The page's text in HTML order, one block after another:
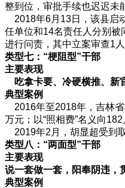
整到位，审批手续也迟迟未
2018年6月13日，该县启
任单位和14名责任人分别被
进行问责，其中立案审查1
类型七：“梗阻型”干部
主要表现
吃拿卡要、冷硬横推、新
典型案例
2016年至2018年，吉林省
万元；以“照相费”名义向
2019年2月，胡显超受到
类型八：“两面型”干部
主要表现
说一套做一套，阳奉阴违，
典型案例